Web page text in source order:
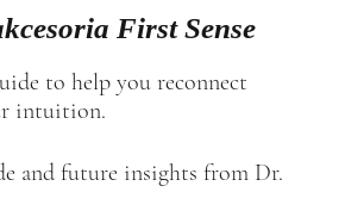
First Sense
to help you reconnect
intuition.
and future insights from Dr.